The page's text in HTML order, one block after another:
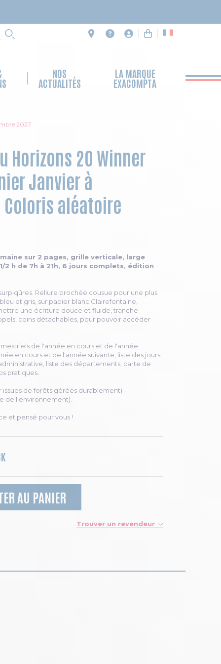
RECHERCHE
NOS
ACTUALITÉS
LA MARQUE
EXACOMPTA
2027
Horizons 20 Winner
Janvier à
Coloris aléatoire
sur 2 pages, grille verticale, large
2 h de 7h à 21h, 6 jours complets, édition
Reliure brochée cousue pour une plus
et gris, sur papier blanc Clairefontaine,
une écriture douce et fluide, tranche
coins détachables, pour pouvoir accéder
de l'année en cours et de l'année
en cours et de l'année suivante, liste des jours
liste des départements, carte de
pratiques.
de forêts gérées durablement) -
de l'environnement).
et pensé pour vous !
AU PANIER
Trouver un revendeur